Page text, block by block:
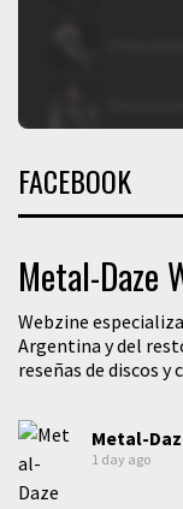
FACEBOOK
Metal-Daze
Webzine
Argentina y del
reseñas de discos y
Metal-
1 day ago